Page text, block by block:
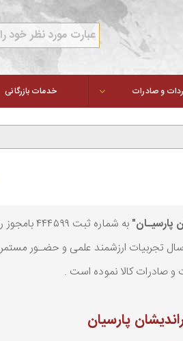
و صادرات خدمات بازرگانی
پارسیـان"
تجربیات ارزشمند علمی و حضـور
و صادرات کالا نموده است .
پارسیان